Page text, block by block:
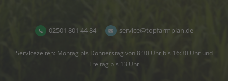
02501 801 44 84 service@topfarmplan.de
Servicezeiten: Montag bis Donnerstag von 8:30 Uhr bis 16:30 Uhr und
Freitag bis 13 Uhr